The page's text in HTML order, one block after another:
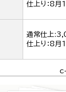
仕上り：8月
通常仕上
仕上り：8月